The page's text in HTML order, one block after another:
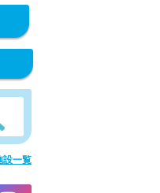
設一覧